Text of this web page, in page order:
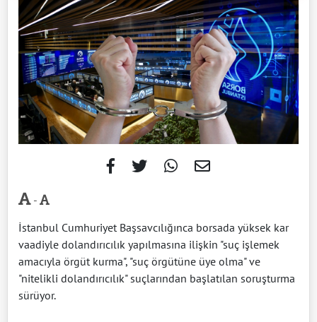
-
İstanbul Cumhuriyet Başsavcılığınca borsada yüksek kar
vaadiyle dolandırıcılık yapılmasına ilişkin "suç işlemek
amacıyla örgüt kurma", "suç örgütüne üye olma" ve
"nitelikli dolandırıcılık" suçlarından başlatılan soruşturma
sürüyor.